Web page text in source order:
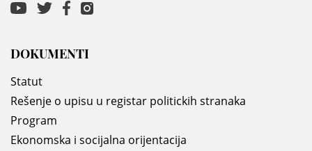
DOKUMENTI
Statut
Rešenje o upisu u registar politickih stranaka
Program
Ekonomska i socijalna orijentacija